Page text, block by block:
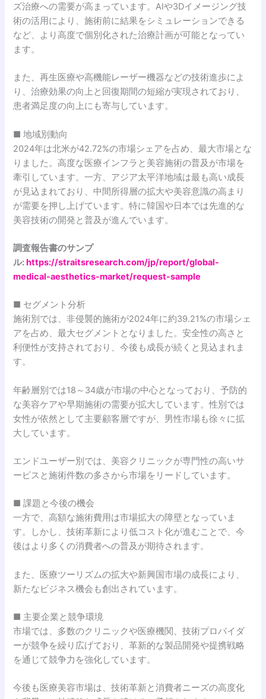
ズ治療への需要が高まっています。AIや3Dイメージング技
術の活用により、施術前に結果をシミュレーションできる
など、より高度で個別化された治療計画が可能となってい
ます。
また、再生医療や高機能レーザー機器などの技術進歩によ
り、治療効果の向上と回復期間の短縮が実現されており、
患者満足度の向上にも寄与しています。
■ 地域別動向
2024年は北米が42.72%の市場シェアを占め、最大市場とな
りました。高度な医療インフラと美容施術の普及が市場を
牽引しています。一方、アジア太平洋地域は最も高い成長
が見込まれており、中間所得層の拡大や美容意識の高まり
が需要を押し上げています。特に韓国や日本では先進的な
美容技術の開発と普及が進んでいます。
調査報告書のサンプ
ル:https://straitsresearch.com/jp/report/global-
medical-aesthetics-market/request-sample
■ セグメント分析
施術別では、非侵襲的施術が2024年に約39.21%の市場シェ
アを占め、最大セグメントとなりました。安全性の高さと
利便性が支持されており、今後も成長が続くと見込まれま
す。
年齢層別では18～34歳が市場の中心となっており、予防的
な美容ケアや早期施術の需要が拡大しています。性別では
女性が依然として主要顧客層ですが、男性市場も徐々に拡
大しています。
エンドユーザー別では、美容クリニックが専門性の高いサ
ービスと施術件数の多さから市場をリードしています。
■ 課題と今後の機会
一方で、高額な施術費用は市場拡大の障壁となっていま
す。しかし、技術革新により低コスト化が進むことで、今
後はより多くの消費者への普及が期待されます。
また、医療ツーリズムの拡大や新興国市場の成長により、
新たなビジネス機会も創出されています。
■ 主要企業と競争環境
市場では、多数のクリニックや医療機関、技術プロバイダ
ーが競争を繰り広げており、革新的な製品開発や提携戦略
を通じて競争力を強化しています。
今後も医療美容市場は、技術革新と消費者ニーズの高度化